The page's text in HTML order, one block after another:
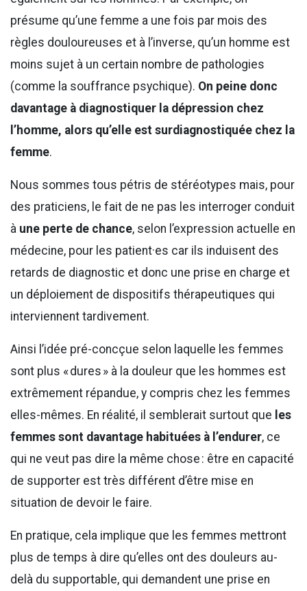
présume qu’une femme a une fois par mois des
règles douloureuses et à l’inverse, qu’un homme est
moins sujet à un certain nombre de pathologies
(comme la souffrance psychique). On peine donc
davantage à diagnostiquer la dépression chez
l’homme, alors qu’elle est surdiagnostiquée chez la
femme.
Nous sommes tous pétris de stéréotypes mais, pour
des praticiens, le fait de ne pas les interroger conduit
à une perte de chance, selon l’expression actuelle en
médecine, pour les patient·es car ils induisent des
retards de diagnostic et donc une prise en charge et
un déploiement de dispositifs thérapeutiques qui
interviennent tardivement.
Ainsi l’idée pré-concçue selon laquelle les femmes
sont plus « dures » à la douleur que les hommes est
extrêmement répandue, y compris chez les femmes
elles-mêmes. En réalité, il semblerait surtout que les
femmes sont davantage habituées à l’endurer, ce
qui ne veut pas dire la même chose : être en capacité
de supporter est très différent d’être mise en
situation de devoir le faire.
En pratique, cela implique que les femmes mettront
plus de temps à dire qu’elles ont des douleurs au-
delà du supportable, qui demandent une prise en